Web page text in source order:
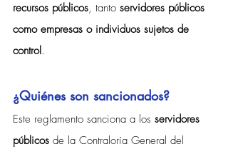
recursos públicos, tanto servidores públicos
como empresas o individuos sujetos de
control.
¿Quiénes son sancionados?
Este reglamento sanciona a los servidores
públicos de la Contraloría General del